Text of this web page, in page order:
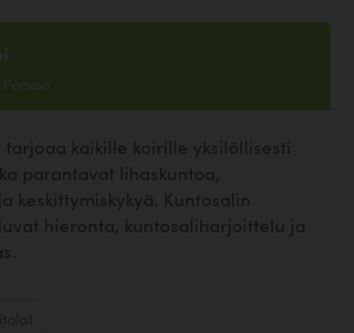
tarjoaa kaikille koirille yksilöllisesti
parantavat lihaskuntoa,
keskittymiskykyä. Kuntosalin
hieronta, kuntosaliharjoittelu ja